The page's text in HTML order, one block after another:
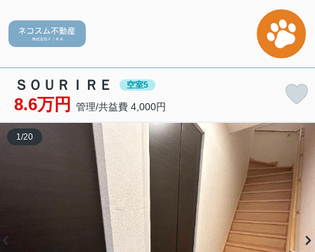
ＳＯＵＲＩＲＥ 空室5
8.6万円 管理/共益費 4,000円
1 /20